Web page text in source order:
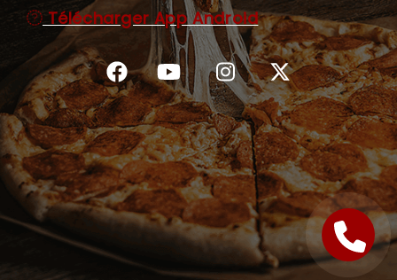
Télécharger App Android